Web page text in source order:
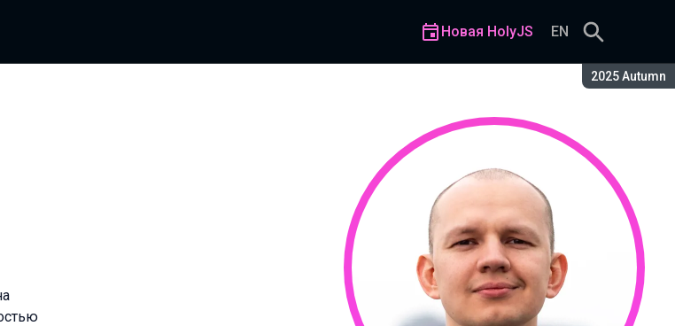
Сезон:
2025 Autumn
Новая HolyJS EN